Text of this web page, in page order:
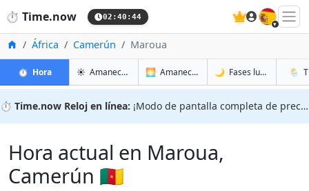
⏱️ Time.now 02:40:44 🇪🇸
InicioÁfrica Camerún Maroua
⏱️ Horaen Maroua
☀️ Amanecer y atardecer en Maroua
🌅 Amanecer y atardecer mañana en
🌙 Fases lunares en
🌦️
⏱️ Time.now Reloj en línea: ¡Modo de pantalla completa de precisión!
Hora actual en Maroua,
Camerún 🇨🇲